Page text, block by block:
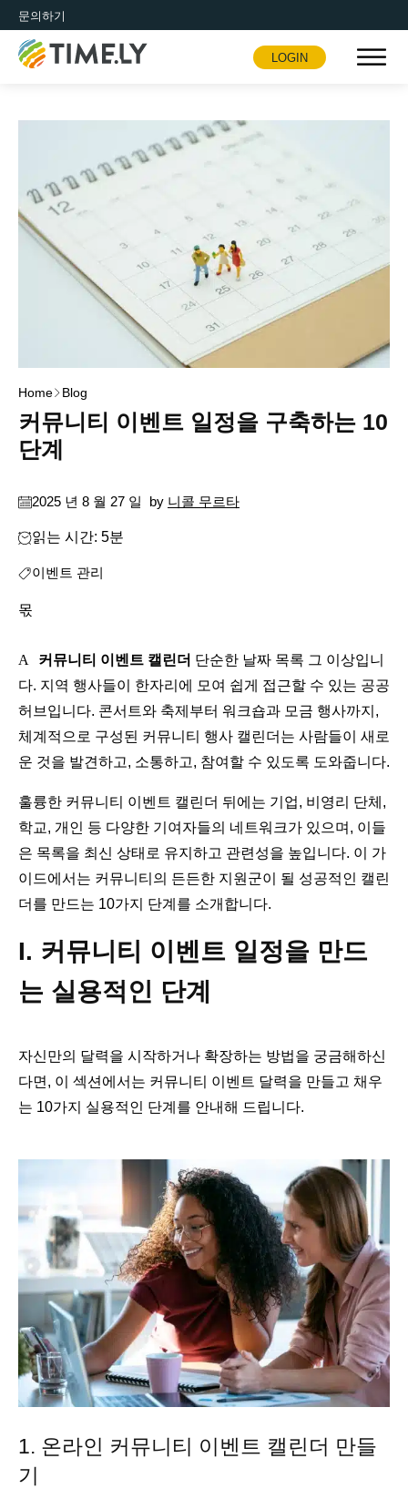
문의하기
Timely
LOGIN
Home Blog
커뮤니티 이벤트 일정을 구축하는 10
단계
2025 년 8 월 27 일 by 니콜 무르타
읽는 시간: 5분
이벤트 관리
몫
커뮤니티 이벤트 캘린더 단순한 날짜 목록 그 이상입니
다. 지역 행사들이 한자리에 모여 쉽게 접근할 수 있는 공공
허브입니다. 콘서트와 축제부터 워크숍과 모금 행사까지,
체계적으로 구성된 커뮤니티 행사 캘린더는 사람들이 새로
운 것을 발견하고, 소통하고, 참여할 수 있도록 도와줍니다.
훌륭한 커뮤니티 이벤트 캘린더 뒤에는 기업, 비영리 단체,
학교, 개인 등 다양한 기여자들의 네트워크가 있으며, 이들
은 목록을 최신 상태로 유지하고 관련성을 높입니다. 이 가
이드에서는 커뮤니티의 든든한 지원군이 될 성공적인 캘린
더를 만드는 10가지 단계를 소개합니다.
I. 커뮤니티 이벤트 일정을 만드
는 실용적인 단계
자신만의 달력을 시작하거나 확장하는 방법을 궁금해하신
다면, 이 섹션에서는 커뮤니티 이벤트 달력을 만들고 채우
는 10가지 실용적인 단계를 안내해 드립니다.
1. 온라인 커뮤니티 이벤트 캘린더 만들
기